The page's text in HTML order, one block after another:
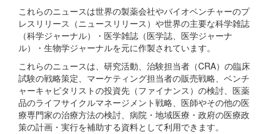
これらのニュースは世界の製薬会社やバイオベンチャーのプ
レスリリース（ニュースリリース）や世界の主要な科学雑誌
（科学ジャーナル）・医学雑誌（医学誌、医学ジャーナ
ル）・生物学ジャーナルを元に作製されています。
これらのニュースは、研究活動、治験担当者（CRA）の臨床
試験の戦略策定、マーケティング担当者の販売戦略、ベンチ
ャーキャピタリストの投資先（ファイナンス）の検討、医薬
品のライフサイクルマネージメント戦略、医師やその他の医
療専門家の治療方法の検討、病院・地域医療・政府の医療政
策の計画・実行を補助する資料として利用できます。